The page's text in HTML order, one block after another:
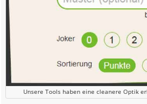
Unsere Tools haben eine cleanere Optik